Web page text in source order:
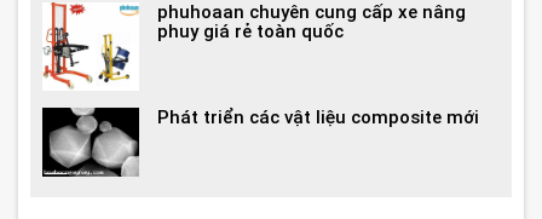
phuhoaan chuyên cung cấp xe nâng
phuy giá rẻ toàn quốc
Phát triển các vật liệu composite mới